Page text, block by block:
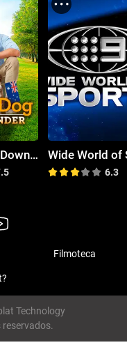
Lucky Dog: Down Under
6.3
Filmoteca
Technology
reservados.